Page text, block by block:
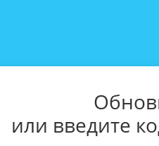
или введите